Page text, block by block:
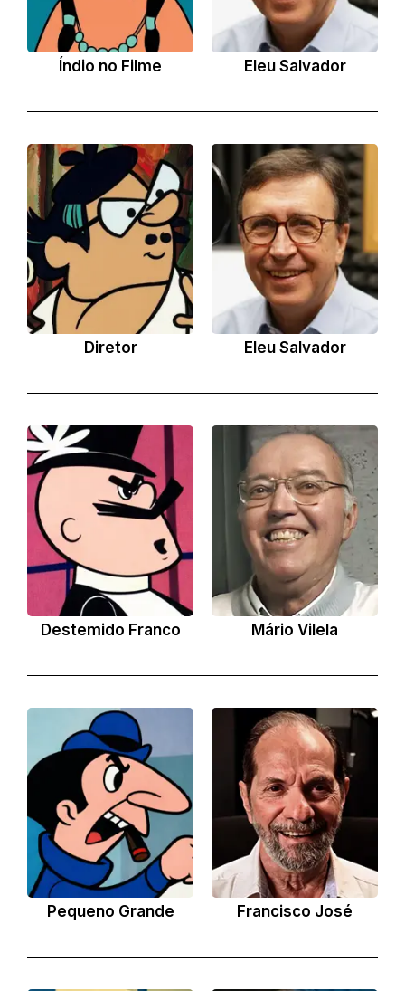
Índio no Filme Eleu Salvador
Diretor Eleu Salvador
Destemido Franco Mário Vilela
Pequeno Grande Francisco José